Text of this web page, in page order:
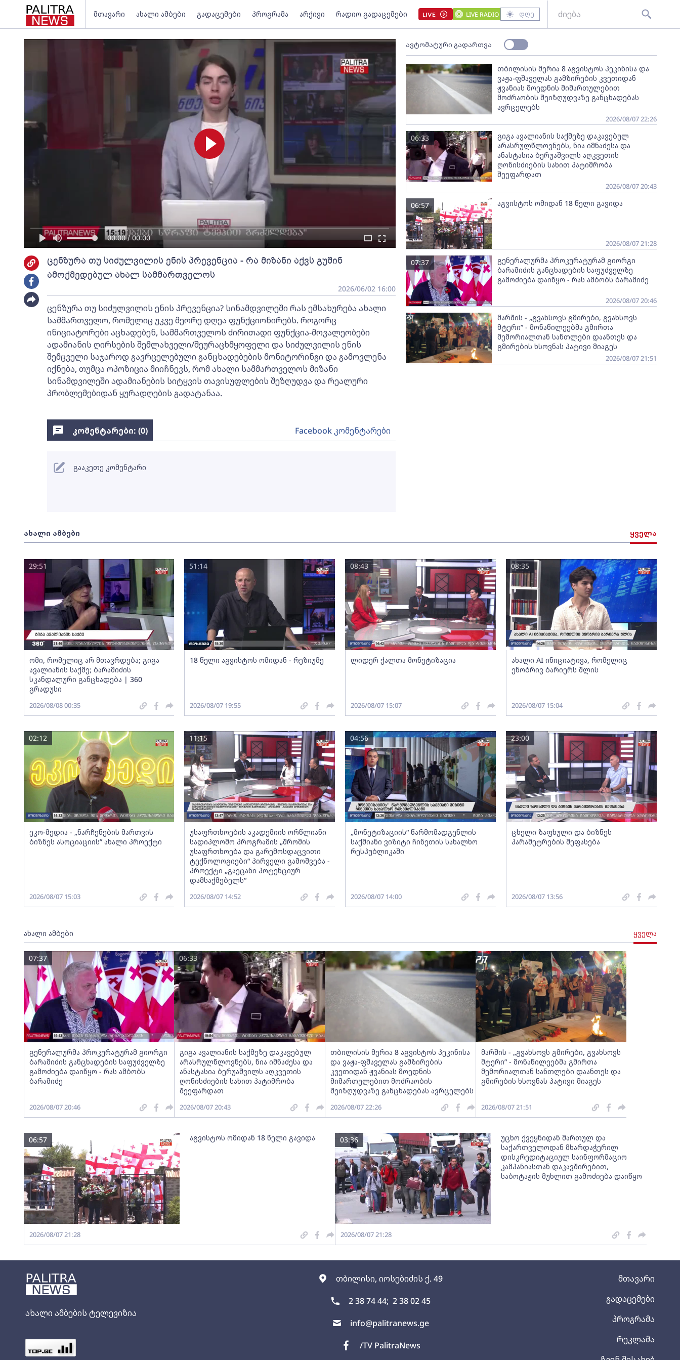
მთავარი ახალი ამბები გადაცემები პროგრამა არქივი რადიო გადაცემები LIVE LIVE RADIO დღე
ახალი ამბების ტელევიზია
თბილისი, იოსებიძის ქ. 49
2 38 74 44; 2 38 02 45
info@palitranews.ge
/TV PalitraNews
მთავარი
გადაცემები
პროგრამა
რეკლამა
00:00 / 00:00
ცენზურა თუ სიძულვილის ენის პრევენცია - რა მიზანი აქვს გუშინ
ამოქმედებულ ახალ სამმართველოს
2026/06/02 16:00
ცენზურა თუ სიძულვილის ენის პრევენცია? სინამდვილეში რას ემსახურება ახალი
სამმართველო, რომელიც უკვე მეორე დღეა ფუნქციონირებს. როგორც
ინიციატორები აცხადებენ, სამმართველოს ძირითადი ფუნქცია-მოვალეობები
ადამიანის ღირსების შემლახველი/შეურაცხმყოფელი და სიძულვილის ენის
შემცველი საჯაროდ გავრცელებული განცხადებების მონიტორინგი და გამოვლენა
იქნება, თუმცა ოპოზიცია მიიჩნევს, რომ ახალი სამმართველოს მიზანი
სინამდვილეში ადამიანების სიტყვის თავისუფლების შეზღუდვა და რეალური
პრობლემებიდან ყურადღების გადატანაა.
ავტომატური გადართვა
თბილისის მერია 8 აგვისტოს პეკინისა და
ვაჟა-ფშაველას გამზირების კვეთიდან
ჟვანიას მოედნის მიმართულებით
მოძრაობის შეიზღუდვაზე განცხადებას
ავრცელებს
2026/08/07 22:26
გიგა ავალიანის საქმეზე დაკავებულ
არასრულწლოვნებს, ნია იმნაძესა და
ანასტასია ბერუაშვილს აღკვეთის
ღონისძიების სახით პატიმრობა
შეეფარდათ
06:33
2026/08/07 20:43
აგვისტოს ომიდან 18 წელი გავიდა
06:57
2026/08/07 21:28
გენერალურმა პროკურატურამ გიორგი
ბარამიძის განცხადების საფუძველზე
გამოძიება დაიწყო - რას ამბობს ბარამიძე
07:37
2026/08/07 20:46
მარშის - „გვახსოვს გმირები, გვახსოვს
მტერი” - მონაწილეებმა გმირთა
მემორიალთან სანთლები დაანთეს და
გმირების ხსოვნას პატივი მიაგეს
2026/08/07 21:51
ახალი ამბები ყველა
ომი, რომელიც არ მთავრდება; გიგა
ავალიანის საქმე; ბარამიძის
სკანდალური განცხადება | 360
გრადუსი
29:51
2026/08/08 00:35
18 წელი აგვისტოს ომიდან - რეზიუმე
51:14
2026/08/07 19:55
ლიდერ ქალთა მონეტიზაცია
08:43
2026/08/07 15:07
ახალი AI ინიციატივა, რომელიც
ენობრივ ბარიერს შლის
08:35
2026/08/07 15:04
ეკო-მედია - „ნარჩენების მართვის
ბიზნეს ასოციაციის” ახალი პროექტი
02:12
2026/08/07 15:03
უსაფრთხოების აკადემიის ორწლიანი
სადიპლომო პროგრამის „შრომის
უსაფრთხოება და გარემოსდაცვითი
ტექნოლოგიები“ პირველი გამოშვება -
პროექტი „გაეცანი პოტენციურ
დამსაქმებელს“
11:15
2026/08/07 14:52
„მონეტიზაციის“ წარმომადგენლის
საქმიანი ვიზიტი ჩინეთის სახალხო
რესპუბლიკაში
04:56
2026/08/07 14:00
ცხელი ზაფხული და ბიზნეს
პარამეტრების შეფასება
23:00
2026/08/07 13:56
ახალი ამბები ყველა
გენერალურმა პროკურატურამ გიორგი
ბარამიძის განცხადების საფუძველზე
გამოძიება დაიწყო - რას ამბობს
ბარამიძე
07:37
2026/08/07 20:46
გიგა ავალიანის საქმეზე დაკავებულ
არასრულწლოვნებს, ნია იმნაძესა და
ანასტასია ბერუაშვილს აღკვეთის
ღონისძიების სახით პატიმრობა
შეეფარდათ
06:33
2026/08/07 20:43
თბილისის მერია 8 აგვისტოს პეკინისა
და ვაჟა-ფშაველას გამზირების
კვეთიდან ჟვანიას მოედნის
მიმართულებით მოძრაობის
შეიზღუდვაზე განცხადებას ავრცელებს
2026/08/07 22:26
მარშის - „გვახსოვს გმირები, გვახსოვს
მტერი” - მონაწილეებმა გმირთა
მემორიალთან სანთლები დაანთეს და
გმირების ხსოვნას პატივი მიაგეს
2026/08/07 21:51
აგვისტოს ომიდან 18 წელი გავიდა
06:57
2026/08/07 21:28
უცხო ქვეყნიდან მართულ და
საქართველოდან მხარდაჭერილ
დისკრედიტაციულ საინფორმაციო
კამპანიასთან დაკავშირებით,
საბოტაჟის მუხლით გამოძიება დაიწყო
03:36
2026/08/07 21:28
კომენტარები: (0) Facebook კომენტარები
გააკეთე კომენტარი